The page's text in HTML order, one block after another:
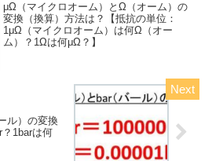
μΩ（マイクロオーム）とΩ（オーム）の
変換（換算）方法は？【抵抗の単位：
1μΩ（マイクロオーム）は何Ω（オー
ム）？1Ωは何μΩ？】
ル）の変換
？1barは何